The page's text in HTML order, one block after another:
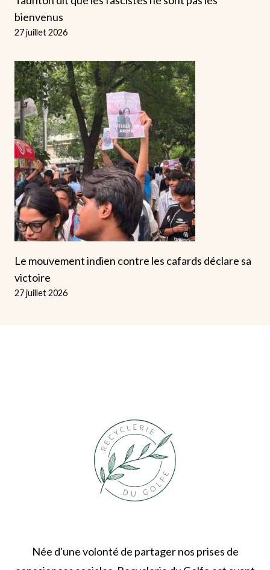
bienvenus
27 juillet 2026
Le mouvement indien contre les cafards déclare sa
victoire
27 juillet 2026
Née d'une volonté de partager nos prises de